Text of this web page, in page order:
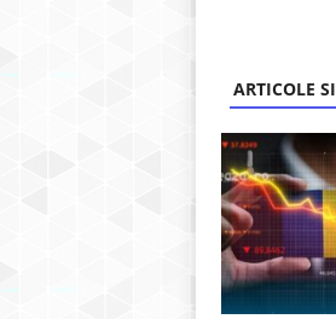
ARTICOLE